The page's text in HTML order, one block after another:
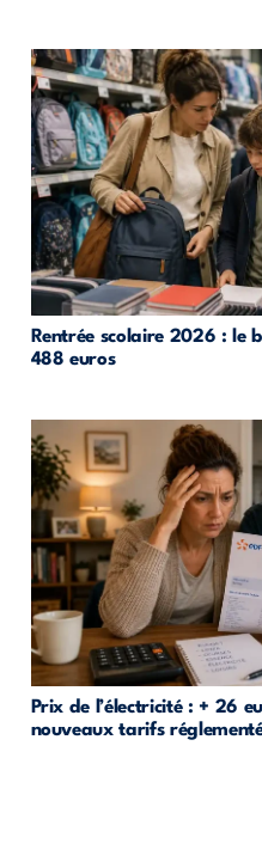
Rentrée scolaire 2026 : le
488 euros
Prix de l’électricité : + 26
nouveaux tarifs